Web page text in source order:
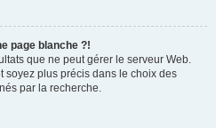
page blanche ?!
que ne peut gérer le serveur Web.
soyez plus précis dans le choix des
par la recherche.